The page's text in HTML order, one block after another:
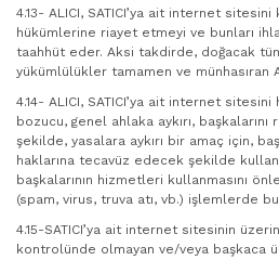
4.13- ALICI, SATICI’ya ait internet
hükümlerine riayet etmeyi ve bunları
taahhüt eder. Aksi takdirde, doğacak
yükümlülükler tamamen ve münhasıran
4.14- ALICI, SATICI’ya ait internet
bozucu, genel ahlaka aykırı,
şekilde, yasalara aykırı bir amaç için,
haklarına tecavüz edecek şekilde
başkalarının hizmetleri kullanmasını
(spam, virus, truva atı, vb.) işlemlerde
4.15-SATICI’ya ait internet sitesinin
kontrolünde olmayan ve/veya başkaca